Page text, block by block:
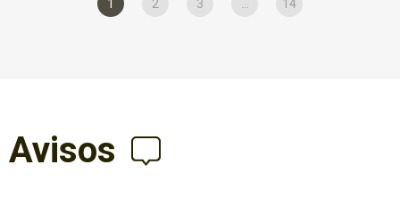
1 2 3 14
Avisos